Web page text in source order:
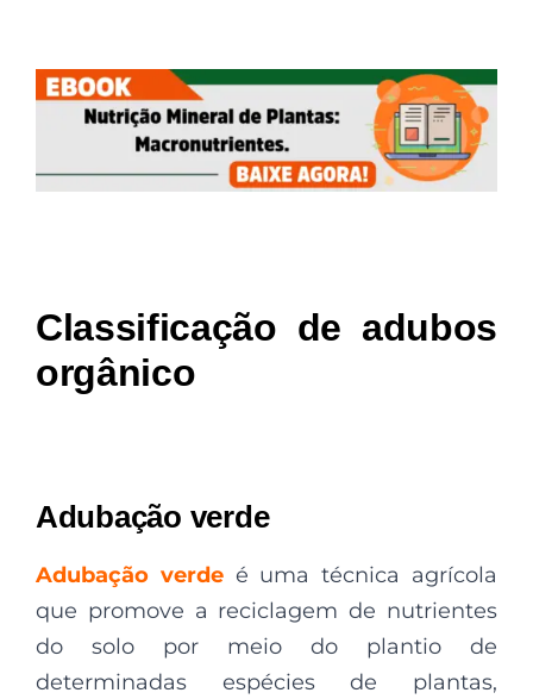
Classificação de adubos
orgânico
Adubação verde
Adubação verdeé uma técnica agrícola
que promove a reciclagem de nutrientes
do solo por meio do plantio de
determinadas espécies de plantas,